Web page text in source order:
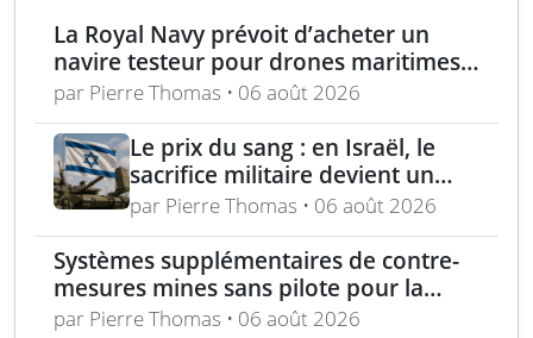
La Royal Navy prévoit d’acheter un
navire testeur pour drones maritimes
polyvalents
par Pierre Thomas • 06 août 2026
Le prix du sang : en Israël, le
sacrifice militaire devient un
enjeu politique majeur
par Pierre Thomas • 06 août 2026
Systèmes supplémentaires de contre-
mesures mines sans pilote pour la
Marine française
par Pierre Thomas • 06 août 2026